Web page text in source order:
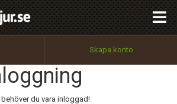
Skapa konto
du vara inloggad!
Utför
100%
OK
Tillbaka till förstasidan